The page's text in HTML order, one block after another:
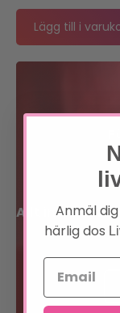
Lägg till i
Allt inomAnmäl
härlig dos